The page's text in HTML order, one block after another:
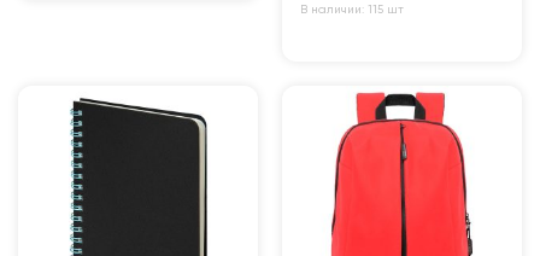
В наличии: 115 шт